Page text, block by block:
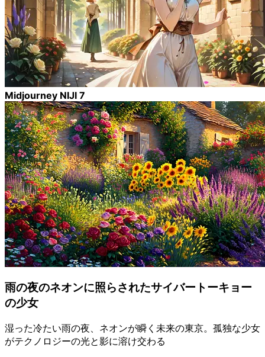
Midjourney NIJI 7
雨の夜のネオンに照らされたサイバートーキョー
の少女
湿った冷たい雨の夜、ネオンが瞬く未来の東京。孤独な少女
がテクノロジーの光と影に溶け交わる